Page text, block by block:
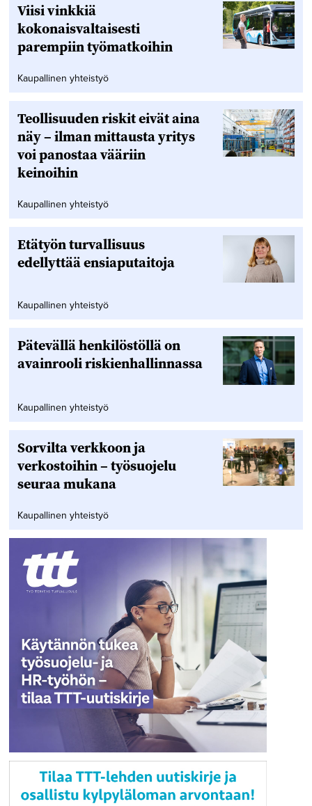
Viisi vinkkiä
kokonaisvaltaisesti
parempiin työmatkoihin
Kaupallinen yhteistyö
Teollisuuden riskit eivät aina
näy – ilman mittausta yritys
voi panostaa vääriin
keinoihin
Kaupallinen yhteistyö
Etätyön turvallisuus
edellyttää ensiaputaitoja
Kaupallinen yhteistyö
Pätevällä henkilöstöllä on
avainrooli riskienhallinnassa
Kaupallinen yhteistyö
Sorvilta verkkoon ja
verkostoihin – työsuojelu
seuraa mukana
Kaupallinen yhteistyö